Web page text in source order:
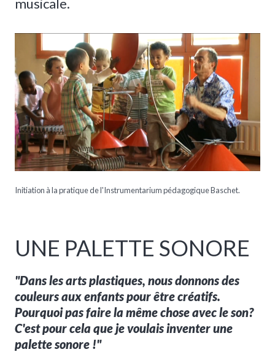
musicale.
Initiation à la pratique de l'Instrumentarium pédagogique Baschet.
UNE PALETTE SONORE
"Dans les arts plastiques, nous donnons des
couleurs aux enfants pour être créatifs.
Pourquoi pas faire la même chose avec le son?
C'est pour cela que je voulais inventer une
palette sonore !"